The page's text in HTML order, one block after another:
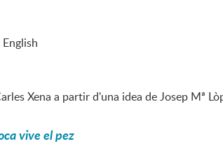
Xena a partir d'una idea de Josep Mª
vive el pez